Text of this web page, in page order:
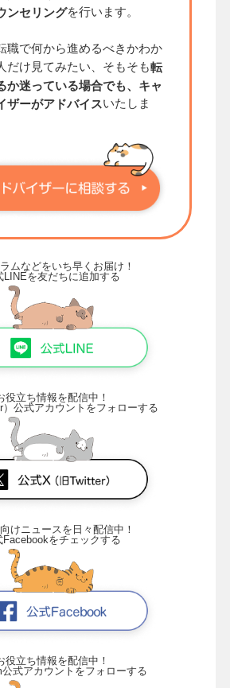
ンセリングを行います。
職で何から進めるべきかわか
だけ見てみたい、そもそも転
か迷っている場合でも、キャ
ザーがアドバイスいたしま
ムなどをいち早くお届け！
LINEを友だちに追加する
役立ち情報を配信中！
）公式アカウントをフォローする
けニュースを日々配信中！
Facebookをチェックする
役立ち情報を配信中！
公式アカウントをフォローする